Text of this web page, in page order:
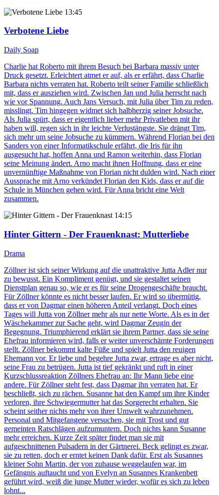
13:45
Verbotene Liebe
Daily Soap
Charlie hat Roberto mit ihrem Besuch bei Barbara massiv unter
Druck gesetzt. Erleichtert atmet er auf, als er erfährt, dass Charlie
Barbara nichts verraten hat. Roberto teilt seiner Familie schließlich
mit, dass er ausziehen wird. Zwischen Jan und Julia herrscht nach
wie vor Spannung. Auch Jans Versuch, mit Julia über Tim zu reden,
misslingt. Tim hingegen widmet sich halbherzig seiner Jobsuche.
Als Julia spürt, dass er eigentlich lieber mehr Privatleben mit ihr
haben will, regen sich in ihr leichte Verlustängste. Sie drängt Tim,
sich mehr um seine Jobsuche zu kümmern. Während Florian bei den
Sanders von einer Informatikschule erfährt, die Iris für ihn
ausgesucht hat, hoffen Anna und Ramon weiterhin, dass Florian
seine Meinung ändert. Arno macht ihnen Hoffnung, dass er eine
unvernünftige Maßnahme von Florian nicht dulden wird. Nach einer
Aussprache mit Arno verkündet Florian den Kids, dass er auf die
Schule in München gehen wird. Für Anna bricht eine Welt
zusammen.
14:15
Hinter Gittern - Der Frauenknast: Mutterliebe
Drama
Zöllner ist sich seiner Wirkung auf die unattraktive Jutta Adler nur
zu bewusst. Ein Kompliment genügt, und sie gestaltet seinen
Dienstplan genau so, wie er es für seine Drogengeschäfte braucht.
Für Zöllner könnte es nicht besser laufen. Er wird so übermütig,
dass er von Dagmar einen höheren Anteil verlangt. Doch eines
Tages will Jutta von Zöllner mehr als nur nette Worte. Als es in der
Wäschekammer zur Sache geht, wird Dagmar Zeugin der
Begegnung. Triumphierend erklärt sie ihrem Partner, dass sie seine
Ehefrau informieren wird, falls er weiter unverschämte Forderungen
stellt. Zöllner bekommt kalte Füße und spielt Jutta den reuigen
Ehemann vor. Er liebe und begehre Jutta zwar, ertrage es aber nicht,
seine Frau zu betrügen. Jutta ist tief gekränkt und ruft in einer
Kurzschlussreaktion Zöllners Ehefrau an: Ihr Mann liebe eine
andere. Für Zöllner steht fest, dass Dagmar ihn verraten hat. Er
beschließt, sich zu rächen. Susanne hat den Kampf um ihre Kinder
verloren, ihre Schwiegermutter hat das Sorgerecht erhalten. Sie
scheint seither nichts mehr von ihrer Umwelt wahrzunehmen.
Personal und Mitgefangene versuchen, sie mit Trost und gut
gemeinten Ratschlägen aufzumuntern. Doch nichts kann Susanne
mehr erreichen. Kurze Zeit später findet man sie mit
aufgeschnittenen Pulsadern in der Gärtnerei. Beck gelingt es zwar,
sie zu retten, doch er erntet keinen Dank dafür. Erst als Susannes
kleiner Sohn Martin, der von zuhause weggelaufen war, im
Gefängnis auftaucht und von Evelyn an Susannes Krankenbett
geführt wird, weiß die junge Mutter wieder, wofür es sich zu leben
lohnt...